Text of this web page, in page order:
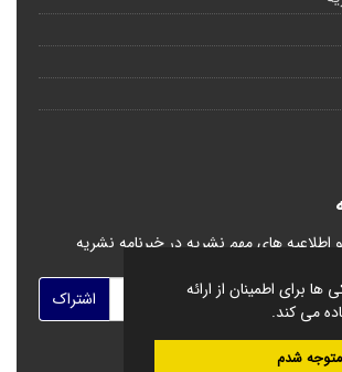
برای اطمینان از ارائه
می کند.
متوجه شدم
اطلاعیه های مهم نشریه در خبرنامه نشریه
اشتراک